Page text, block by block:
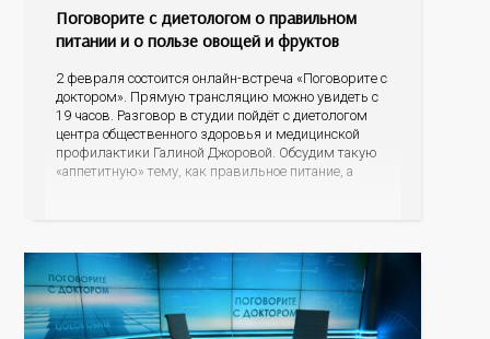
Поговорите с диетологом о правильном
питании и о пользе овощей и фруктов
2 февраля состоится онлайн-встреча «Поговорите с
доктором». Прямую трансляцию можно увидеть с
19 часов. Разговор в студии пойдёт с диетологом
центра общественного здоровья и медицинской
профилактики Галиной Джоровой. Обсудим такую
«аппетитную» тему, как правильное питание, а